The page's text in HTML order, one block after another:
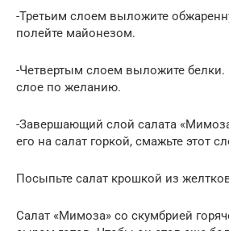
-Третьим слоем выложите
полейте майонезом.
-Четвертым слоем выложите
слое по желанию.
-Завершающий слой салата
его на салат горкой, смажьте этот
Посыпьте салат крошкой из
Салат «Мимоза» со скумбрией